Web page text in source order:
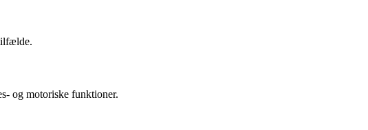
og motoriske funktioner.